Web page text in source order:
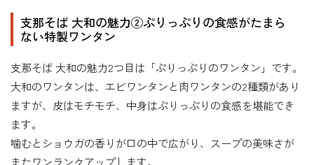
支那そば 大和の魅力②ぷりっぷりの食感がたまら
ない特製ワンタン
支那そば 大和の魅力2つ目は「ぷりっぷりのワンタン」です。
大和のワンタンは、エビワンタンと肉ワンタンの2種類があり
ますが、皮はモチモチ、中身はぷりっぷりの食感を堪能でき
ます。
噛むとショウガの香りが口の中で広がり、スープの美味さが
またワンランクアップします。